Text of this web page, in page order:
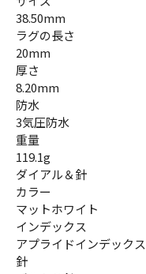
38.50mm
ラグの長さ
20mm
厚さ
8.20mm
防水
3気圧防水
重量
119.1g
ダイアル＆針
カラー
マットホワイト
インデックス
アプライドインデックス
針